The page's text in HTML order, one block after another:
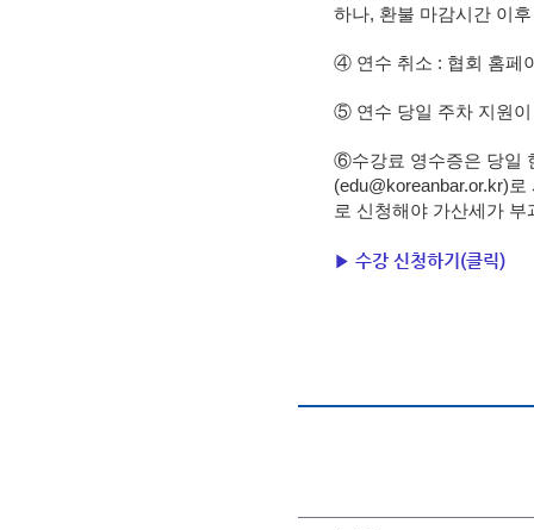
하나, 환불 마감시간 이
④ 연수 취소 : 협회 홈페
⑤ 연수 당일 주차 지원
⑥수강료 영수증은 당일
(edu@koreanbar.or.kr)
로 신청해야 가산세가
▶ 수강 신청하기(클릭)​